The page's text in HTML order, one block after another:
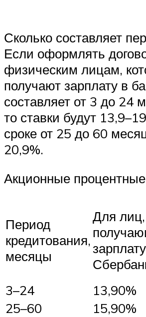
Сколько составляет
Если оформлять
физическим лицам,
получают зарплату в
составляет от 3 до 24
то ставки будут
сроке от 25 до 60
20,9%.
Акционные процентные
Период
кредитования,
месяцы
Для лиц,
3–24
13,90%
25–60
15,90%